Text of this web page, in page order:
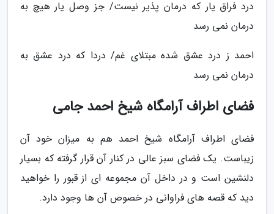
درد فراق یار که درمان پذیر نیست/ جز وصل یار هیچ به
درمان نمی رسد
احمد ز درد عشق شده مبتلای غم/ دردا که درد عشق به
درمان نمی رسد
فضای اطراف آرامگاه شیخ احمد جامی
فضای اطراف آرامگاه شیخ احمد هم به میزان خود آن
زیباست. یک فضای سبز عالی در کنار آن قرار گرفته که بسیار
دلنشین است و در داخل آن مجموعه ای از قبور را خواهید
دید که قصه های فراوانی در خصوص آن ها وجود دارد.